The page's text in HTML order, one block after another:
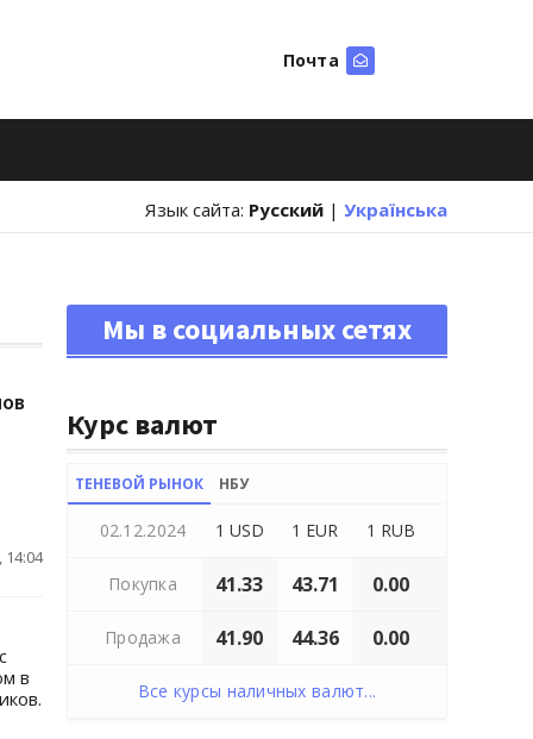
Почта
Язык сайта: Русский | Українська
14:04
в
Мы в социальных сетях
Курс валют
ТЕНЕВОЙ РЫНОК НБУ
02.12.2024 1 USD 1 EUR 1 RUB
Покупка 41.33 43.71 0.00
Продажа 41.90 44.36 0.00
Все курсы наличных валют...